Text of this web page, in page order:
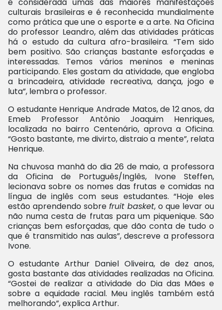
é considerada umas das maiores manifestações
culturais brasileiras e é reconhecida mundialmente
como prática que une o esporte e a arte. Na Oficina
do professor Leandro, além das atividades práticas
há o estudo da cultura afro-brasileira. “Tem sido
bem positivo. São crianças bastante esforçadas e
interessadas. Temos vários meninos e meninas
participando. Eles gostam da atividade, que engloba
a brincadeira, atividade recreativa, dança, jogo e
luta”, lembra o professor.
O estudante Henrique Andrade Matos, de 12 anos, da
Emeb Professor Antônio Joaquim Henriques,
localizada no bairro Centenário, aprova a Oficina.
“Gosto bastante, me divirto, distraio a mente”, relata
Henrique.
Na chuvosa manhã do dia 26 de maio, a professora
da Oficina de Português/Inglês, Ivone Steffen,
lecionava sobre os nomes das frutas e comidas na
língua de inglês com seus estudantes. “Hoje eles
estão aprendendo sobre fruit basket, o que levar ou
não numa cesta de frutas para um piquenique. São
crianças bem esforçadas, que dão conta de tudo o
que é transmitido nas aulas”, descreve a professora
Ivone.
O estudante Arthur Daniel Oliveira, de dez anos,
gosta bastante das atividades realizadas na Oficina.
“Gostei de realizar a atividade do Dia das Mães e
sobre a equidade racial. Meu inglês também está
melhorando”, explica Arthur.